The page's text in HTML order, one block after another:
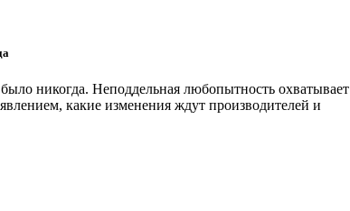
никогда. Неподдельная любопытность охватывает
какие изменения ждут производителей и